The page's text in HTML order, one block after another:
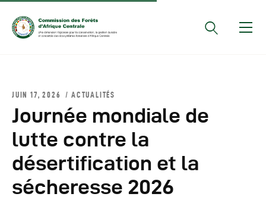
Conseils Des Ministres
Comptes Rendus De
Réunions Sous-
Régionales
Rapports
Publications
JUIN 17, 2026 ACTUALITÉS
Journée mondiale de
lutte contre la
désertification et la
sécheresse 2026